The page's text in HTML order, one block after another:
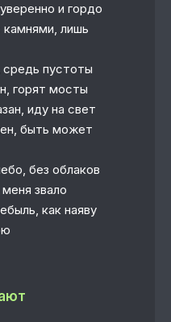
и гордо
лишь
средь пустоты
горят мосты
иду на свет
быть может
без облаков
звало
как наяву